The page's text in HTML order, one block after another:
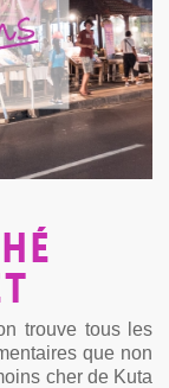
trouve tous les
que non
cher de Kuta